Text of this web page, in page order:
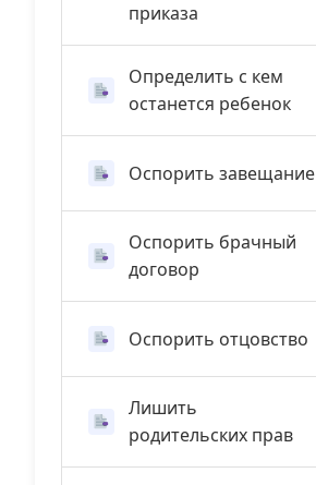
приказа
Определить с кем
останется ребенок
Оспорить завещание
Оспорить брачный
договор
Оспорить отцовство
Лишить
родительских прав